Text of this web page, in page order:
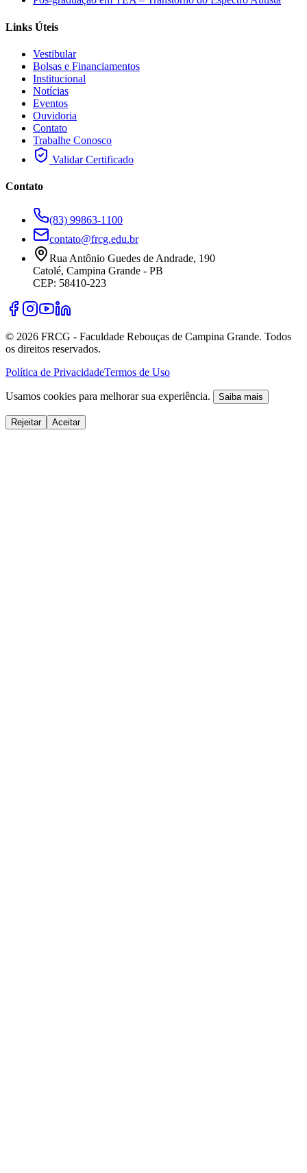
Links Úteis
Vestibular
Bolsas e Financiamentos
Institucional
Notícias
Eventos
Ouvidoria
Contato
Trabalhe Conosco
Validar Certificado
Contato
(83) 99863-1100
contato@frcg.edu.br
Rua Antônio Guedes de Andrade, 190
Catolé, Campina Grande - PB
CEP: 58410-223
© 2026 FRCG - Faculdade Rebouças de Campina Grande. Todos
os direitos reservados.
Política de PrivacidadeTermos de Uso
Usamos cookies para melhorar sua experiência. Saiba mais
Rejeitar Aceitar